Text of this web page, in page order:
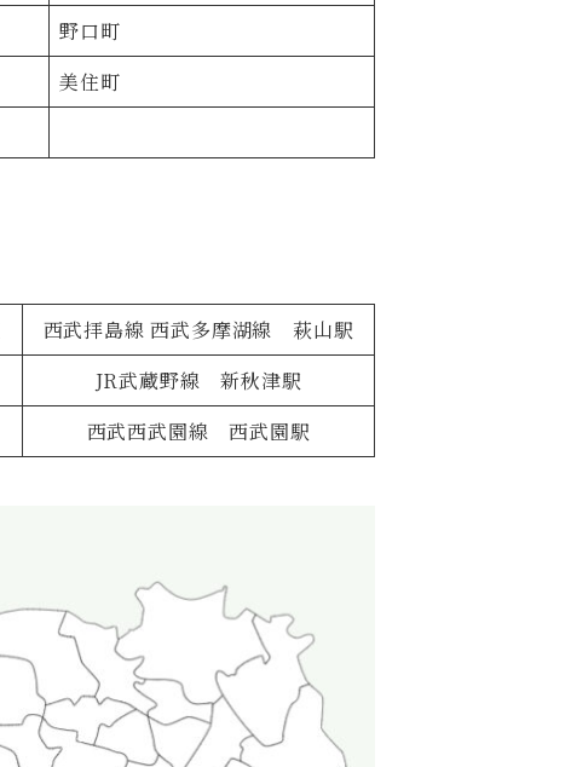
野口町
美住町
西武拝島線 西武多摩湖線 萩山駅
JR武蔵野線 新秋津駅
西武西武園線 西武園駅